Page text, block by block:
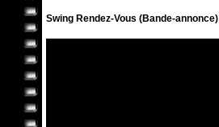
Swing Rendez-Vous (Bande-annonce)